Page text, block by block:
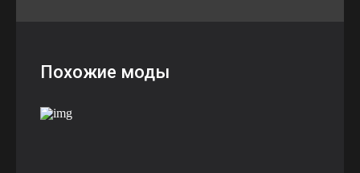
Похожие моды